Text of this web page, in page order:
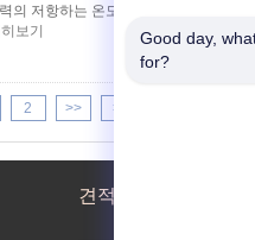
의 저항하는 온도에 의하여 밀봉을 위
보기
2 >> >|
견적 요청
Good day,
for?